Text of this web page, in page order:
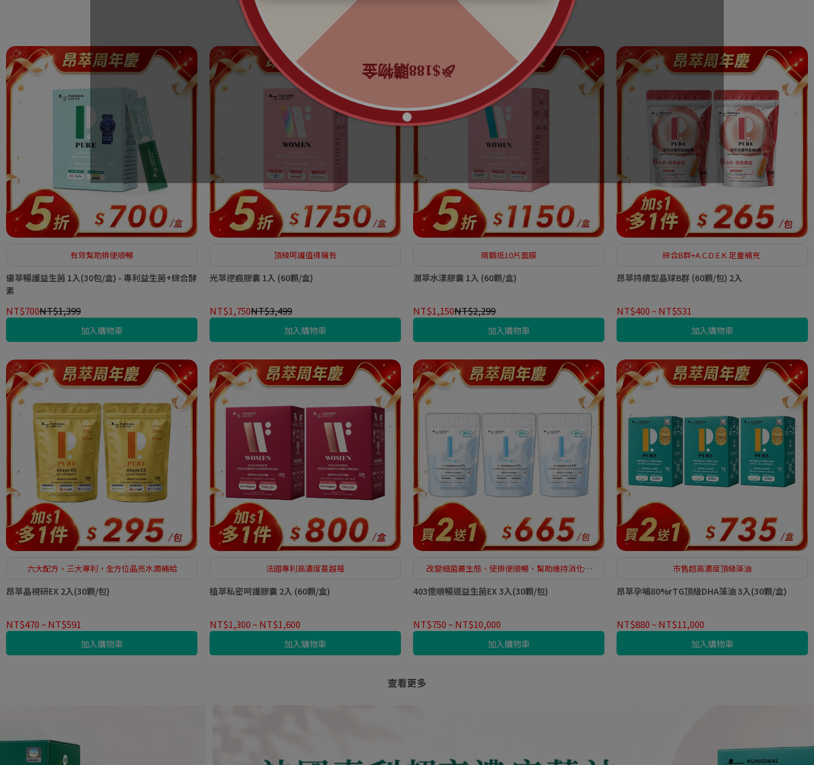
有效幫助排便順暢
優萃暢護益生菌 1入(30包/盒) - 專利益生菌+綜合酵
素
NT$700NT$1,399
加入購物車
頂級呵護值得擁有
光萃逆痕膠囊 1入 (60顆/盒)
NT$1,750NT$3,499
加入購物車
兩顆抵10片面膜
潤萃水漾膠囊 1入 (60顆/盒)
NT$1,150NT$2,299
加入購物車
綜合B群+A.C.D.E.K 足量補充
昂萃持續型晶球B群 (60顆/包) 2入
NT$400 ~NT$531
加入購物車
六大配方、三大專利，全方位晶亮水潤補給
昂萃晶視研EX 2入(30顆/包)
NT$470 ~NT$591
加入購物車
法國專利高濃度蔓越莓
植萃私密呵護膠囊 2入 (60顆/盒)
NT$1,300 ~NT$1,600
加入購物車
改變細菌叢生態、使排便順暢、幫助維持消化道
403億順暢道益生菌EX 3入(30顆/包)
NT$750 ~NT$10,000
加入購物車
市售超高濃度頂級藻油
昂萃孕哺80%rTG頂級DHA藻油 3入(30顆/盒)
NT$880 ~NT$11,000
加入購物車
查看更多